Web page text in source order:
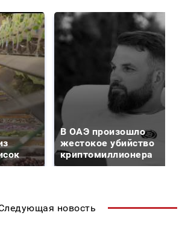
В ОАЭ произошло
жестокое убийство
криптомиллионера
новость